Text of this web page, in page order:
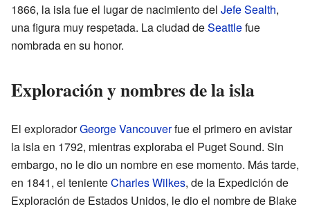
1866, la isla fue el lugar de nacimiento del Jefe Sealth,
una figura muy respetada. La ciudad deSeattlefue
nombrada en su honor.
Exploración y nombres de la isla
El exploradorGeorge Vancouverfue el primero en avistar
la isla en 1792, mientras exploraba el Puget Sound. Sin
embargo, no le dio un nombre en ese momento. Más tarde,
en 1841, el tenienteCharles Wilkes, de la Expedición de
Exploración de Estados Unidos, le dio el nombre de Blake